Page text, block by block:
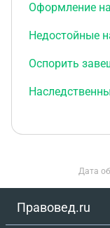
Оформление
Недостойные
Оспорить
Дата
Правовед.ru